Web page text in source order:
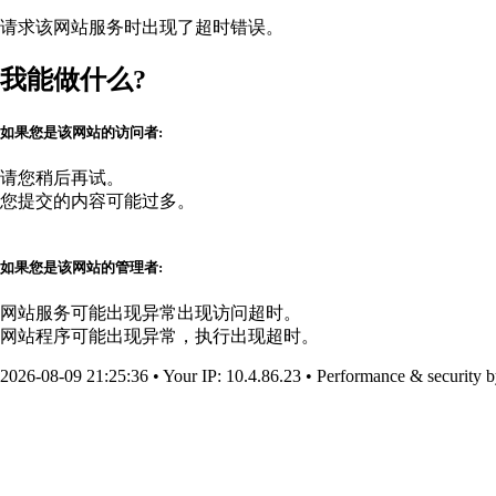
请求该网站服务时出现了超时错误。
我能做什么?
如果您是该网站的访问者:
请您稍后再试。
您提交的内容可能过多。
如果您是该网站的管理者:
网站服务可能出现异常出现访问超时。
网站程序可能出现异常，执行出现超时。
2026-08-09 21:25:36 • Your IP: 10.4.86.23 • Performance & security